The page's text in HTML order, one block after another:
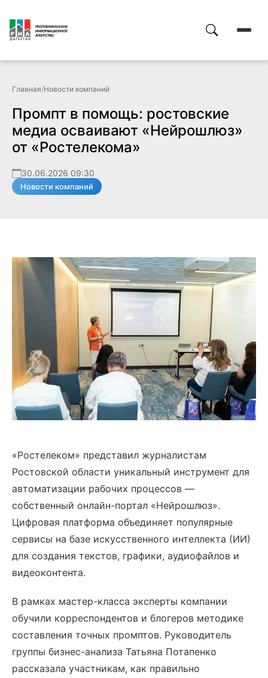
Главная/Новости компаний
Промпт в помощь: ростовские
медиа осваивают «Нейрошлюз»
от «Ростелекома»
30.06.2026 09:30
Новости компаний
«Ростелеком» представил журналистам
Ростовской области уникальный инструмент для
автоматизации рабочих процессов —
собственный онлайн-портал «Нейрошлюз».
Цифровая платформа объединяет популярные
сервисы на базе искусственного интеллекта (ИИ)
для создания текстов, графики, аудиофайлов и
видеоконтента.
В рамках мастер-класса эксперты компании
обучили корреспондентов и блогеров методике
составления точных промптов. Руководитель
группы бизнес-анализа Татьяна Потапенко
рассказала участникам, как правильно